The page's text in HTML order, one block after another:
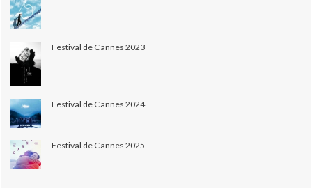
Festival de Cannes 2023
Festival de Cannes 2024
Festival de Cannes 2025